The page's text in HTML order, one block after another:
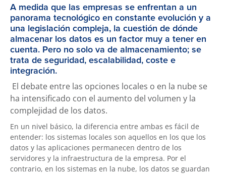
A medida que las empresas se enfrentan a un
panorama tecnológico en constante evolución y a
una legislación compleja, la cuestión de dónde
almacenar los datos es un factor muy a tener en
cuenta. Pero no solo va de almacenamiento; se
trata de seguridad, escalabilidad, coste e
integración.
El debate entre las opciones locales o en la nube se
ha intensificado con el aumento del volumen y la
complejidad de los datos.
En un nivel básico, la diferencia entre ambas es fácil de
entender: los sistemas locales son aquellos en los que los
datos y las aplicaciones permanecen dentro de los
servidores y la infraestructura de la empresa. Por el
contrario, en los sistemas en la nube, los datos se guardan